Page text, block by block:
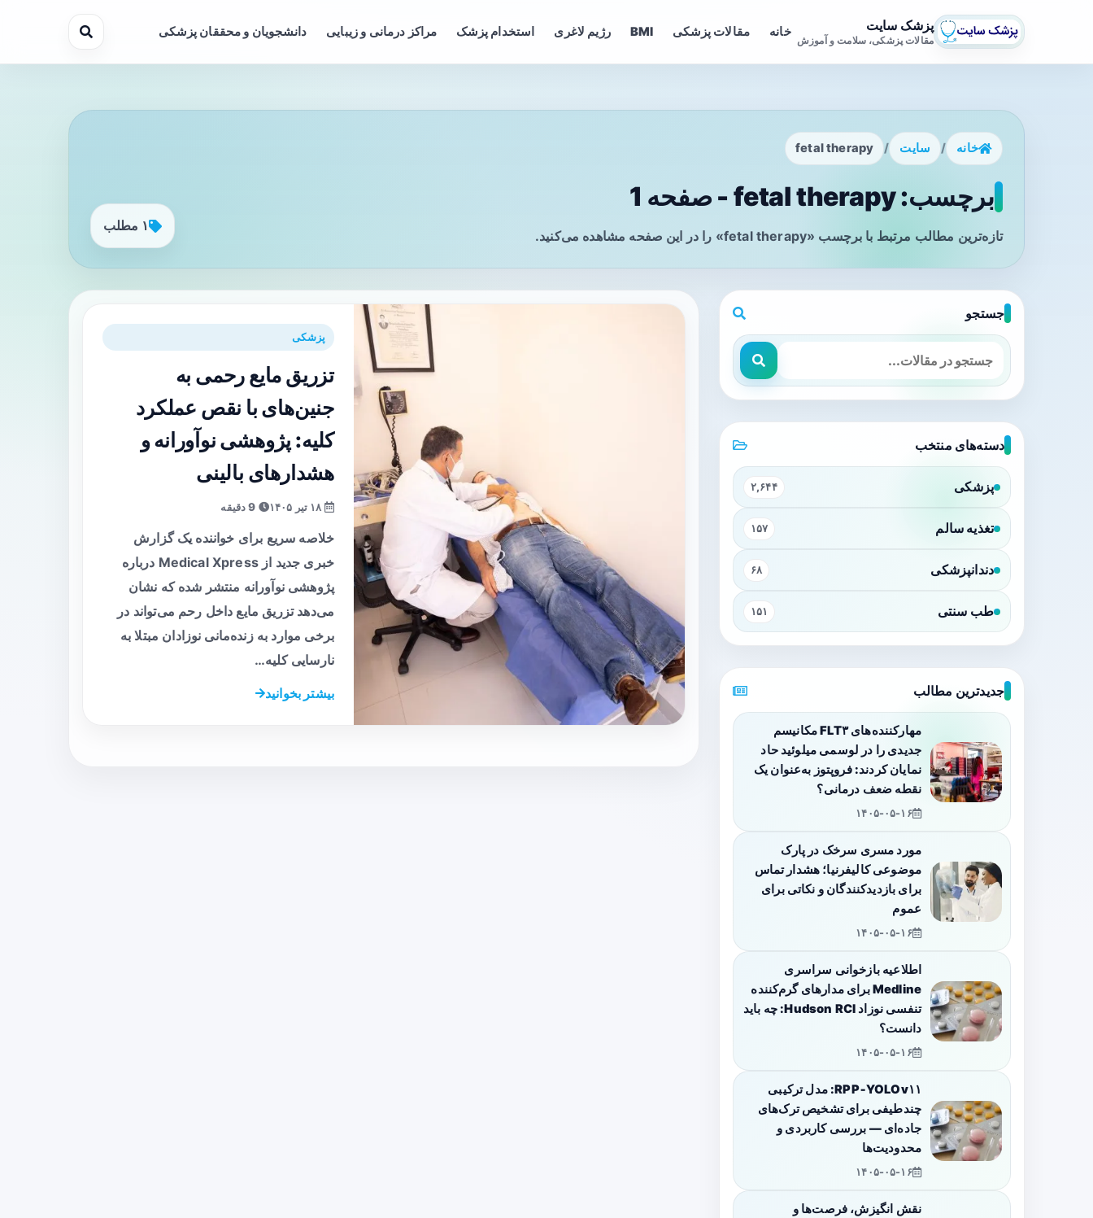
پزشک سایت
مقالات پزشکی، سلامت و آموزش
خانه مقالات پزشکی BMI رژیم لاغری استخدام پزشک مراکز درمانی و زیبایی دانشجویان و محققان پزشکی
خانه / سایت /
fetal therapy
برچسب: fetal therapy - صفحه 1
تازه‌ترین مطالب مرتبط با برچسب «fetal therapy» را در این صفحه مشاهده می‌کنید.
۱ مطلب
پزشکی
تزریق مایع رحمی به
جنین‌های با نقص عملکرد
کلیه: پژوهشی نوآورانه و
هشدارهای بالینی
خلاصه سریع برای خواننده یک گزارش
خبری جدید از Medical Xpress درباره
پژوهشی نوآورانه منتشر شده که نشان
می‌دهد تزریق مایع داخل رحم می‌تواند در
برخی موارد به زنده‌مانی نوزادان مبتلا به
نارسایی کلیه…
بیشتر بخوانید
جستجو
دسته‌های منتخب
پزشکی ۲,۶۴۴
تغذیه سالم ۱۵۷
دندانپزشکی ۶۸
طب سنتی ۱۵۱
جدیدترین مطالب
مهارکننده‌های FLT۳ مکانیسم
جدیدی را در لوسمی میلوئید حاد
نمایان کردند: فروپتوز به‌عنوان یک
نقطه ضعف درمانی؟
۱۴۰۵-۰۵-۱۶
مورد مسری سرخک در پارک
موضوعی کالیفرنیا؛ هشدار تماس
برای بازدیدکنندگان و نکاتی برای
عموم
۱۴۰۵-۰۵-۱۶
اطلاعیه بازخوانی سراسری
Medline برای مدارهای گرم‌کننده
تنفسی نوزاد Hudson RCI: چه باید
دانست؟
۱۴۰۵-۰۵-۱۶
RPP‑YOLOv۱۱: مدل ترکیبی
چندطیفی برای تشخیص ترک‌های
جاده‌ای — بررسی کاربردی و
محدودیت‌ها
۱۴۰۵-۰۵-۱۶
نقش انگیزش، فرصت‌ها و